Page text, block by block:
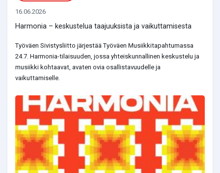
16.06.2026
Harmonia – keskustelua taajuuksista ja vaikuttamisesta
Työväen Sivistysliitto järjestää Työväen Musiikkitapahtumassa
24.7. Harmonia-tilaisuuden, jossa yhteiskunnallinen keskustelu ja
musiikki kohtaavat, avaten ovia osallistavuudelle ja
vaikuttamiselle.